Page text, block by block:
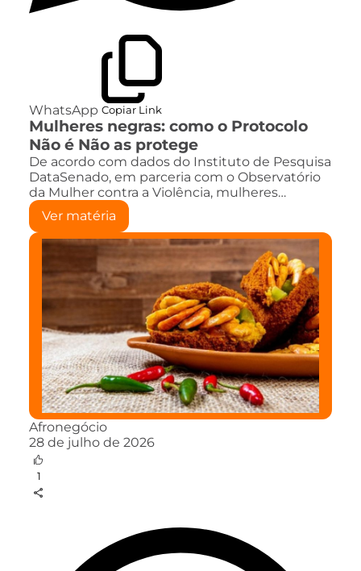
WhatsApp Copiar Link
Mulheres negras: como o Protocolo
Não é Não as protege
De acordo com dados do Instituto de Pesquisa
DataSenado, em parceria com o Observatório
da Mulher contra a Violência, mulheres…
Ver matéria
Afronegócio
28 de julho de 2026
1